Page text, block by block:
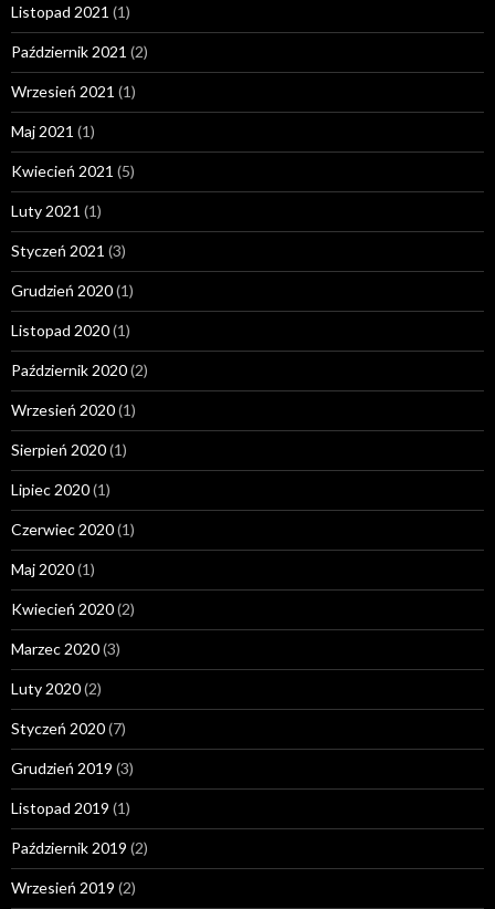
Listopad 2021 (1)
Październik 2021 (2)
Wrzesień 2021 (1)
Maj 2021 (1)
Kwiecień 2021 (5)
Luty 2021 (1)
Styczeń 2021 (3)
Grudzień 2020(1)
Listopad 2020(1)
Październik 2020(2)
Wrzesień 2020(1)
Sierpień 2020(1)
Lipiec 2020(1)
Czerwiec 2020(1)
Maj 2020(1)
Kwiecień 2020(2)
Marzec 2020(3)
Luty 2020(2)
Styczeń 2020(7)
Grudzień 2019 (3)
Listopad 2019 (1)
Październik 2019 (2)
Wrzesień 2019 (2)